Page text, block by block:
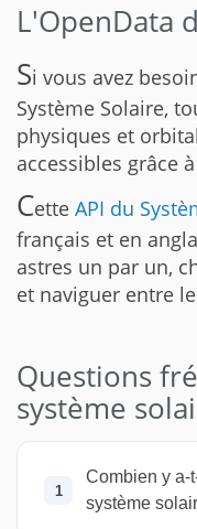
L'OpenData
Si vous avez
Système Solaire,
physiques et
accessibles grâce
Cette API du
français et en
astres un par un,
et naviguer entre
Questions
système
1
Combien y a-
système